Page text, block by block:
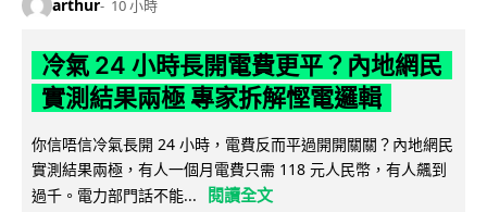
arthur 10 小時
冷氣 24 小時長開電費更平？內地網民
實測結果兩極 專家拆解慳電邏輯
你信唔信冷氣長開 24 小時，電費反而平過開開關關？內地網民
實測結果兩極，有人一個月電費只需 118 元人民幣，有人飆到
過千。電力部門話不能...
閱讀全文